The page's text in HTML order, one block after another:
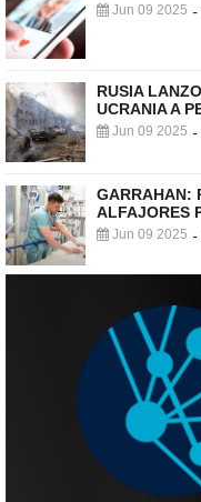
Jun 09 2025 -
RUSIA
UCRANIA A
Jun 09 2025 -
GARRAHAN:
ALFAJORES
Jun 09 2025 -